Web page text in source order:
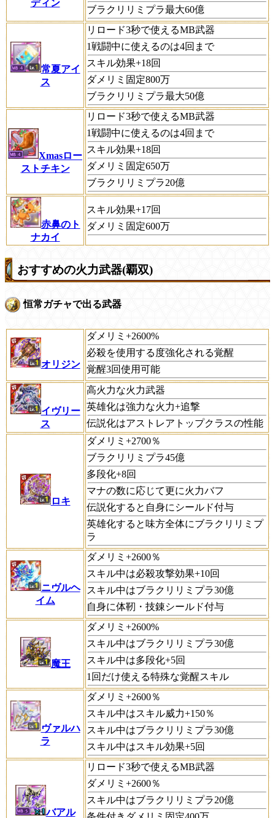
ディン
ブラクリリミプラ最大60億
常夏アイ
ス
リロード3秒で使えるMB武器
1戦闘中に使えるのは4回まで
スキル効果+18回
ダメリミ固定800万
ブラクリリミプラ最大50億
Xmasロー
ストチキン
リロード3秒で使えるMB武器
1戦闘中に使えるのは4回まで
スキル効果+18回
ダメリミ固定650万
ブラクリリミプラ20億
赤鼻のト
ナカイ
スキル効果+17回
ダメリミ固定600万
おすすめの火力武器(覇双)
恒常ガチャで出る武器
オリジン
ダメリミ+2600%
必殺を使用する度強化される覚醒
覚醒3回使用可能
イヴリー
ス
高火力な火力武器
英雄化は強力な火力+追撃
伝説化はアストレアトップクラスの性能
ロキ
ダメリミ+2700％
ブラクリリミプラ45億
多段化+8回
マナの数に応じて更に火力バフ
伝説化すると自身にシールド付与
英雄化すると味方全体にブラクリリミプ
ラ
ニヴルヘ
イム
ダメリミ+2600％
スキル中は必殺攻撃効果+10回
スキル中はブラクリリミプラ30億
自身に体靭・技錬シールド付与
魔王
ダメリミ+2600%
スキル中はブラクリリミプラ30億
スキル中は多段化+5回
1回だけ使える特殊な覚醒スキル
ヴァルハ
ラ
ダメリミ+2600％
スキル中はスキル威力+150％
スキル中はブラクリリミプラ30億
スキル中はスキル効果+5回
バアル
リロード3秒で使えるMB武器
ダメリミ+2600％
スキル中はブラクリリミプラ20億